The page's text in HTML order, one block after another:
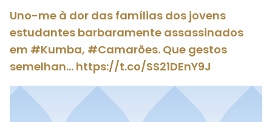
Uno-me à dor das famílias dos jovens
estudantes barbaramente assassinados
em #Kumba, #Camarões. Que gestos
semelhan… https://t.co/SS21DEnY9J